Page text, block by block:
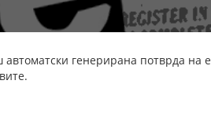
генерирана потврда на